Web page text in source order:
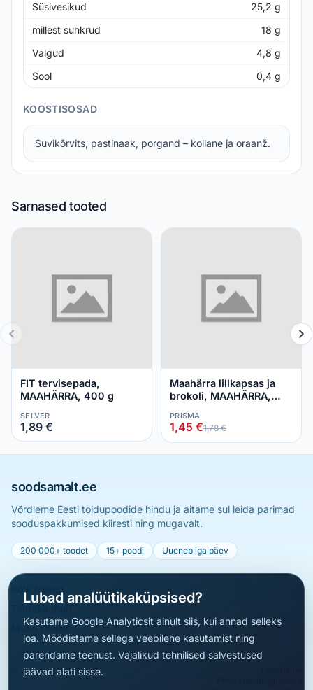
Süsivesikud
25,2 g
millest suhkrud
18 g
Valgud
4,8 g
Sool
0,4 g
KOOSTISOSAD
Suvikõrvits, pastinaak, porgand – kollane ja oraanž.
Sarnased tooted
FIT tervisepada,
MAAHÄRRA, 400 g
SELVER
1,89 €
Maahärra lillkapsas ja
brokoli, MAAHÄRRA,
PRISMA
1,45 €1,78 €
soodsamalt.ee
Võrdleme Eesti toidupoodide hindu ja aitame sul leida parimad
sooduspakkumised kiiresti ning mugavalt.
200 000+ toodet 15+ poodi Uueneb iga päev
Muud tooted
© 2026 soodsamalt.ee
Lubad analüütikaküpsised?
Kasutame Google Analyticsit ainult siis, kui annad selleks
loa. Mõõdistame sellega veebilehe kasutamist ning
parendame teenust. Vajalikud tehnilised salvestused
jäävad alati sisse.